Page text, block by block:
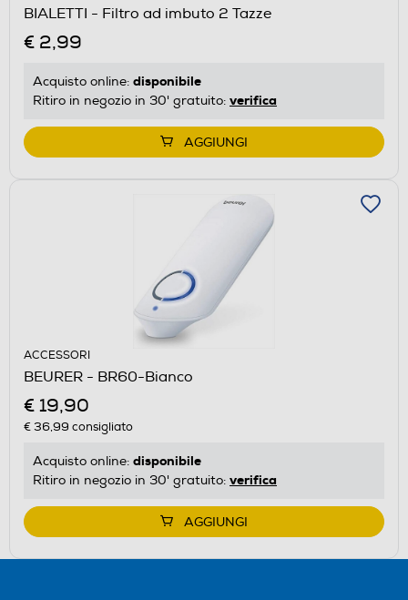
BIALETTI - Filtro ad imbuto 2 Tazze
€ 2,99
Acquisto online: disponibile
Ritiro in negozio in 30' gratuito: verifica
AGGIUNGI
ACCESSORI
BEURER - BR60-Bianco
€ 19,90
€ 36,99 consigliato
Acquisto online: disponibile
Ritiro in negozio in 30' gratuito: verifica
AGGIUNGI